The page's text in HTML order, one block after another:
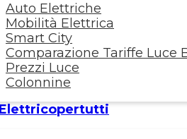
Auto Elettriche
Mobilità Elettrica
Smart City
Comparazione Tariffe Luce
Prezzi Luce
Colonnine